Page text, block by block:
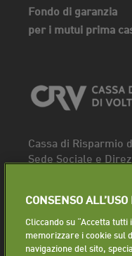
Fondo di garanzia
per i mutui prima
Cassa di Risparmio
Sede Sociale e
Fax. 0588 86940
Segui la pagina
CONSENSO
Cliccando su “Accetta
memorizzare i cookie sul
navigazione del sito,